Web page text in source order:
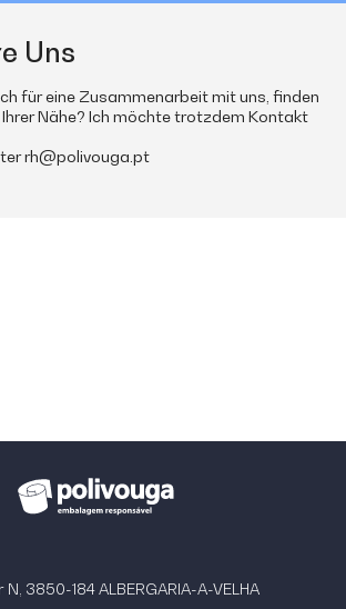
Uns
für eine Zusammenarbeit mit uns, finden
Ihrer Nähe? Ich möchte trotzdem Kontakt
rh@polivouga.pt
3850-184 ALBERGARIA-A-VELHA